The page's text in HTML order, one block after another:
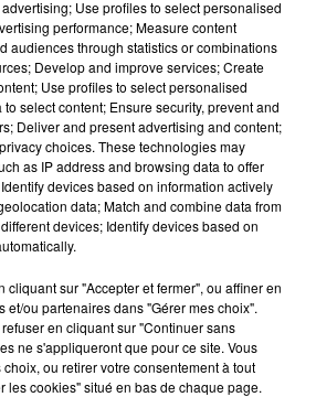
de 47 Ronin, condamné à
de 47 Ronin, écope de 30 mois de
Netflix de 55 millions de dollars.
Use profiles to select personalised
performance; Measure content
audiences through statistics or combinations
Develop and improve services; Create
Use profiles to select personalised
select content; Ensure security, prevent and
Deliver and present advertising and content;
choices. These technologies may
as IP address and browsing data to offer
devices based on information actively
data; Match and combine data from
devices; Identify devices based on
cliquant sur "Accepter et fermer", ou affiner en
et/ou partenaires dans "Gérer mes choix".
en cliquant sur "Continuer sans
ne s'appliqueront que pour ce site. Vous
ou retirer votre consentement à tout
les cookies" situé en bas de chaque page.